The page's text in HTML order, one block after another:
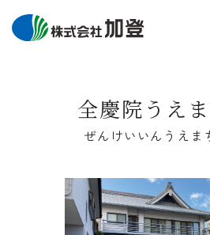
to
全慶院うえ
ぜんけいいんうえま